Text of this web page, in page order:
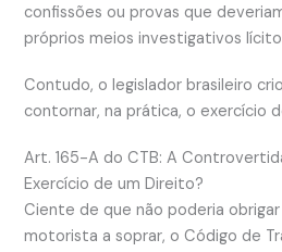
confissões ou provas que
próprios meios investigativos
Contudo, o legislador brasileiro
contornar, na prática, o exercício
Art. 165-A do CTB: A
Exercício de um Direito?
Ciente de que não poderia
motorista a soprar, o Código de